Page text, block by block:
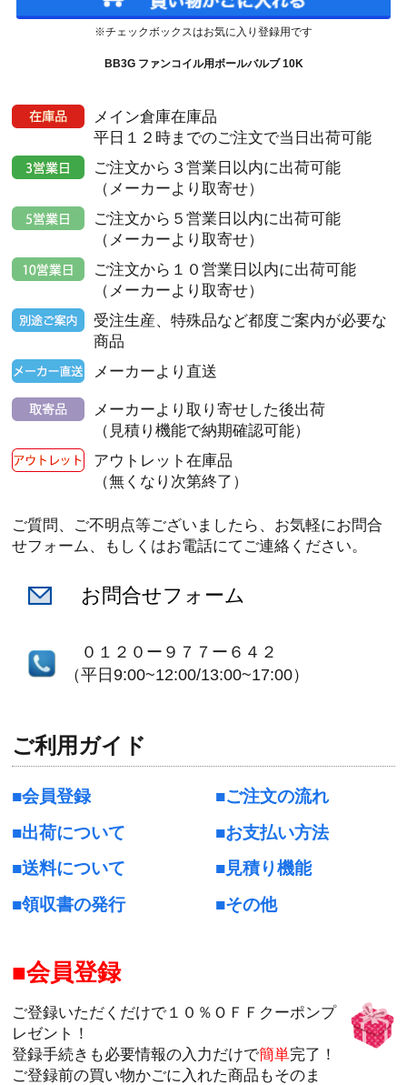
※チェックボックスはお気に入り登録用です
BB3G ファンコイル用ボールバルブ 10K
メイン倉庫在庫品
平日１２時までのご注文で当日出荷可能
ご注文から３営業日以内に出荷可能
（メーカーより取寄せ）
ご注文から５営業日以内に出荷可能
（メーカーより取寄せ）
ご注文から１０営業日以内に出荷可能
（メーカーより取寄せ）
受注生産、特殊品など都度ご案内が必要な
商品
メーカーより直送
メーカーより取り寄せした後出荷
（見積り機能で納期確認可能）
アウトレット在庫品
（無くなり次第終了）
ご質問、ご不明点等ございましたら、お気軽にお問合
せフォーム、もしくはお電話にてご連絡ください。
お問合せフォーム
０１２０ー９７７ー６４２
（平日9:00~12:00/13:00~17:00）
ご利用ガイド
会員登録
ご注文の流れ
出荷について
お支払い方法
送料について
見積り機能
領収書の発行
その他
会員登録
ご登録いただくだけで１０％ＯＦＦクーポンプ
レゼント！
登録手続きも必要情報の入力だけで簡単完了！
ご登録前の買い物かごに入れた商品もそのま